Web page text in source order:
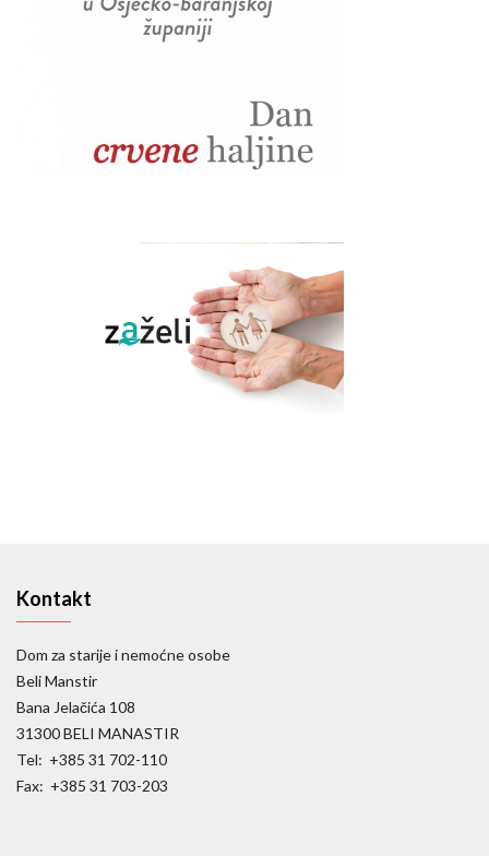
Kontakt
Dom za starije i nemoćne osobe
Beli Manstir
Bana Jelačića 108
31300 BELI MANASTIR
Tel: +385 31 702-110
Fax: +385 31 703-203